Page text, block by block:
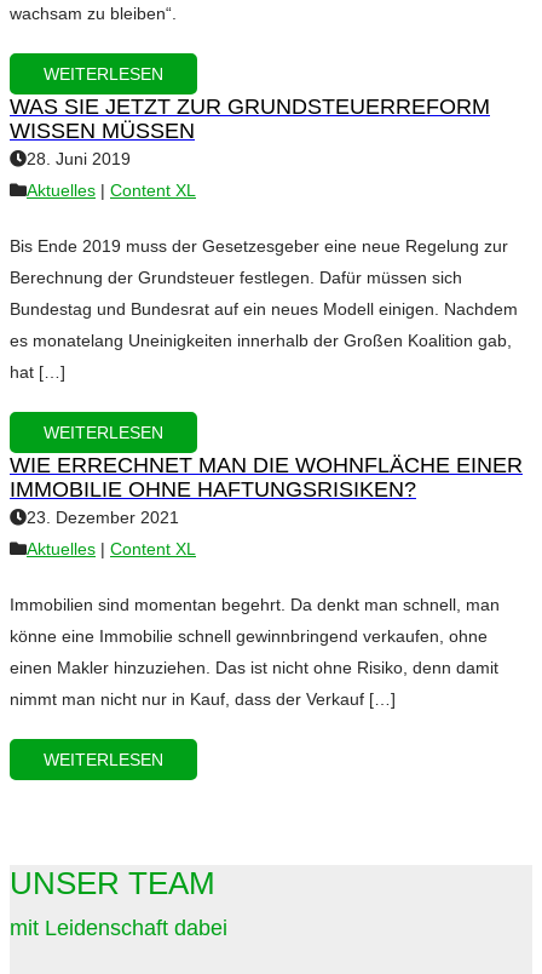
wachsam zu bleiben“.
WEITERLESEN
WAS SIE JETZT ZUR GRUNDSTEUERREFORM
WISSEN MÜSSEN
28. Juni 2019
Aktuelles | Content XL
Bis Ende 2019 muss der Gesetzesgeber eine neue Regelung zur
Berechnung der Grundsteuer festlegen. Dafür müssen sich
Bundestag und Bundesrat auf ein neues Modell einigen. Nachdem
es monatelang Uneinigkeiten innerhalb der Großen Koalition gab,
hat […]
WEITERLESEN
WIE ERRECHNET MAN DIE WOHNFLÄCHE EINER
IMMOBILIE OHNE HAFTUNGSRISIKEN?
23. Dezember 2021
Aktuelles | Content XL
Immobilien sind momentan begehrt. Da denkt man schnell, man
könne eine Immobilie schnell gewinnbringend verkaufen, ohne
einen Makler hinzuziehen. Das ist nicht ohne Risiko, denn damit
nimmt man nicht nur in Kauf, dass der Verkauf […]
WEITERLESEN
UNSER TEAM
mit Leidenschaft dabei